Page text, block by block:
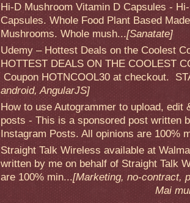
Hi-D Mushroom Vitamin D Capsules -
Capsules. Whole Food Plant Based
Mushrooms. Whole mush...[Sanatate]
Udemy – Hottest Deals on the Coolest
HOTTEST DEALS ON THE COOLEST
Coupon HOTNCOOL30 at checkout.
android, AngularJS]
How to use Autogrammer to upload, edit
posts - This is a sponsored post written
Instagram Posts. All opinions are 100%
Straight Talk Wireless available at
written by me on behalf of Straight Talk
are 100% min...[Marketing, no-contract,
Mai